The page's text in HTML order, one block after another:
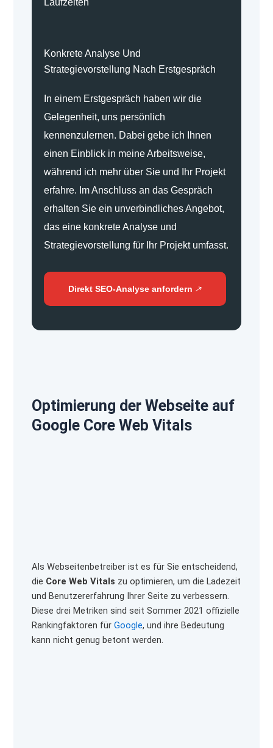
Laufzeiten
Konkrete Analyse Und
Strategievorstellung Nach Erstgespräch
In einem Erstgespräch haben wir die
Gelegenheit, uns persönlich
kennenzulernen. Dabei gebe ich Ihnen
einen Einblick in meine Arbeitsweise,
während ich mehr über Sie und Ihr Projekt
erfahre. Im Anschluss an das Gespräch
erhalten Sie ein unverbindliches Angebot,
das eine konkrete Analyse und
Strategievorstellung für Ihr Projekt umfasst.
Direkt SEO-Analyse anfordern
Optimierung der Webseite auf
Google Core Web Vitals
Als Webseitenbetreiber ist es für Sie entscheidend,
die Core Web Vitals zu optimieren, um die Ladezeit
und Benutzererfahrung Ihrer Seite zu verbessern.
Diese drei Metriken sind seit Sommer 2021 offizielle
Rankingfaktoren fürGoogle, und ihre Bedeutung
kann nicht genug betont werden.